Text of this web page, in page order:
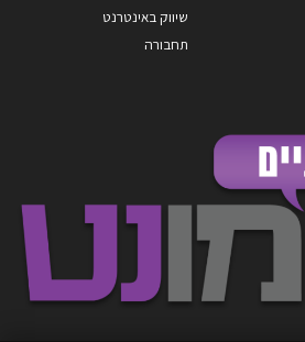
שיווק באינטרנט
תחבורה